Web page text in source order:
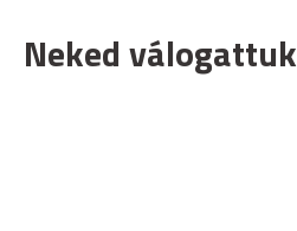
Neked válogattuk